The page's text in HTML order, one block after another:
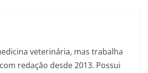
veterinária, mas trabalha
redação desde 2013. Possui